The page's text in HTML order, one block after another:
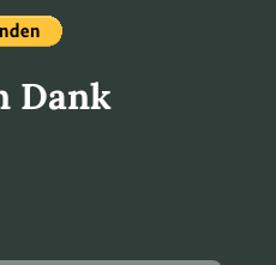
Dank